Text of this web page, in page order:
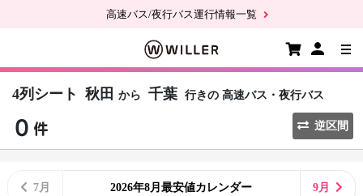
高速バス/夜行バス運行情報一覧
4列シート 秋田 から 千葉 行きの 高速バス・夜行バス
逆区間
7月 2026年8月最安値カレンダー 9月